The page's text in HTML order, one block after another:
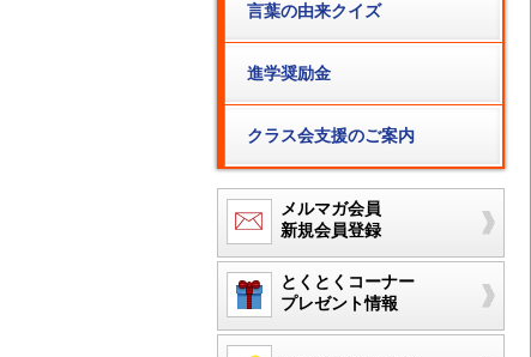
言葉の由来クイズ
進学奨励金
クラス会支援のご案内
メルマガ会員
新規会員登録
とくとくコーナー
プレゼント情報